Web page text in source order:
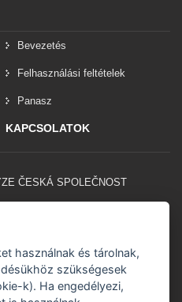
Bevezetés
Felhasználási feltételek
Panasz
KAPCSOLATOK
ČESKÁ SPOLEČNOST
használnak és tárolnak,
szükségesek
k). Ha engedélyezi,